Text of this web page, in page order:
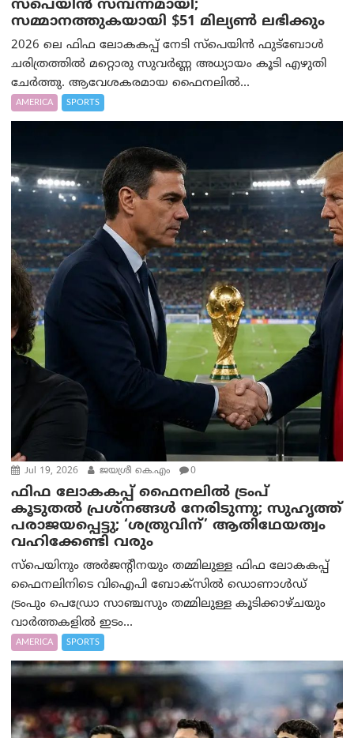
സ്പെയിൻ സമ്പന്നമായി;
സമ്മാനത്തുകയായി $51 മില്യൺ ലഭിക്കും
2026 ലെ ഫിഫ ലോകകപ്പ് നേടി സ്പെയിൻ ഫുട്ബോൾ
ചരിത്രത്തിൽ മറ്റൊരു സുവർണ്ണ അധ്യായം കൂടി എഴുതി
ചേർത്തു. ആവേശകരമായ ഫൈനലിൽ...
AMERICA SPORTS
Jul 19, 2026 ജയശ്രീ കെ.എം 0
ഫിഫ ലോകകപ്പ് ഫൈനലിൽ ട്രംപ്
കൂടുതൽ പ്രശ്‌നങ്ങൾ നേരിടുന്നു; സുഹൃത്ത്
പരാജയപ്പെട്ടു; ‘ശത്രുവിന്’ ആതിഥേയത്വം
വഹിക്കേണ്ടി വരും
സ്പെയിനും അർജന്റീനയും തമ്മിലുള്ള ഫിഫ ലോകകപ്പ്
ഫൈനലിനിടെ വിഐപി ബോക്സിൽ ഡൊണാൾഡ്
ട്രംപും പെഡ്രോ സാഞ്ചസും തമ്മിലുള്ള കൂടിക്കാഴ്ചയും
വാർത്തകളിൽ ഇടം...
AMERICA SPORTS